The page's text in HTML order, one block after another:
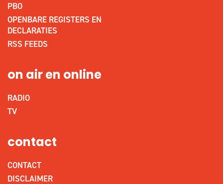
PBO
OPENBARE REGISTERS EN
DECLARATIES
RSS FEEDS
on air en online
RADIO
TV
contact
CONTACT
DISCLAIMER